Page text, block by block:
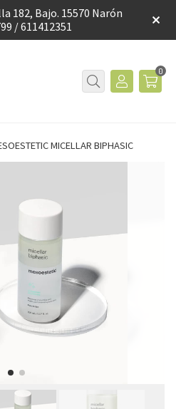
182, Bajo. 15570 Narón
/ 611412351
0
MICELLAR BIPHASIC